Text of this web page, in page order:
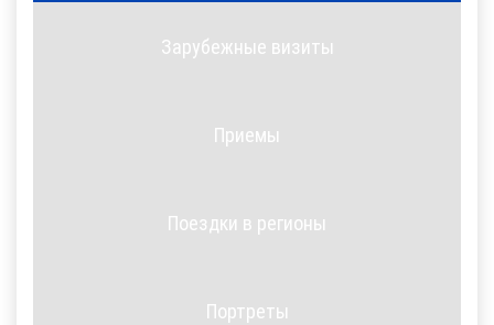
Зарубежные визиты
Приемы
Поездки в регионы
Портреты